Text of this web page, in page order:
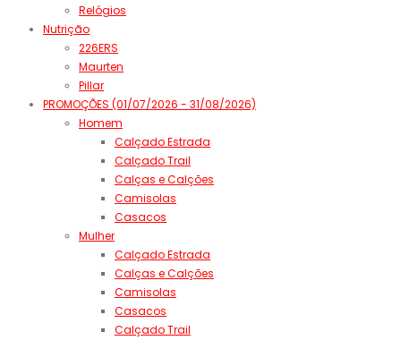
Relógios
Nutrição
226ERS
Maurten
Pillar
PROMOÇÕES (01/07/2026 - 31/08/2026)
Homem
Calçado Estrada
Calçado Trail
Calças e Calções
Camisolas
Casacos
Mulher
Calçado Estrada
Calças e Calções
Camisolas
Casacos
Calçado Trail